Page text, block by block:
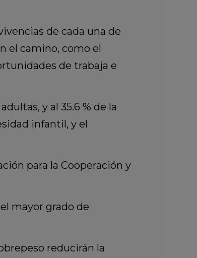
de cada una de
el camino, como el
de trabaja e
y al 35.6 % de la
infantil, y el
para la Cooperación y
mayor grado de
reducirán la